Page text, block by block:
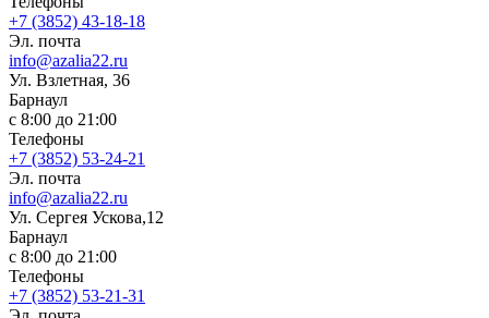
+7 (3852) 43-18-18
Эл. почта
info@azalia22.ru
Ул. Взлетная, 36
Барнаул
с 8:00 до 21:00
Телефоны
+7 (3852) 53-24-21
Эл. почта
info@azalia22.ru
Ул. Сергея Ускова,12
Барнаул
с 8:00 до 21:00
Телефоны
+7 (3852) 53-21-31